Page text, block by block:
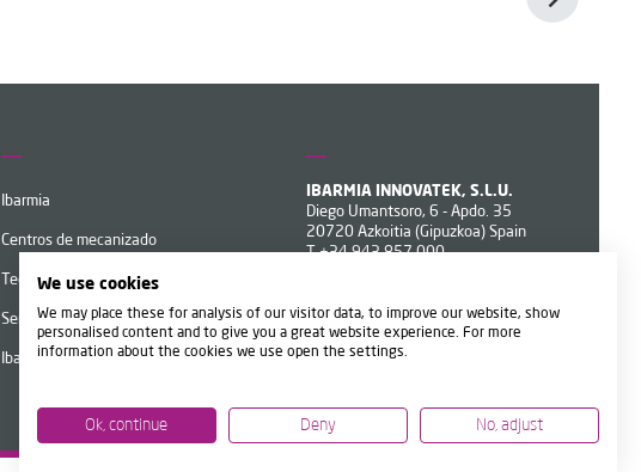
Ibarmia
Centros de mecanizado
Tecnología
Servicios
Ibarmia Live
IBARMIA INNOVATEK, S.L.U.
Diego Umantsoro, 6 - Apdo. 35
20720 Azkoitia (Gipuzkoa) Spain
T+34 943 857 000
We use cookies
We may place these for analysis of our visitor data, to improve our website, show
personalised content and to give you a great website experience. For more
information about the cookies we use open the settings.
Ok, continue Deny No, adjust